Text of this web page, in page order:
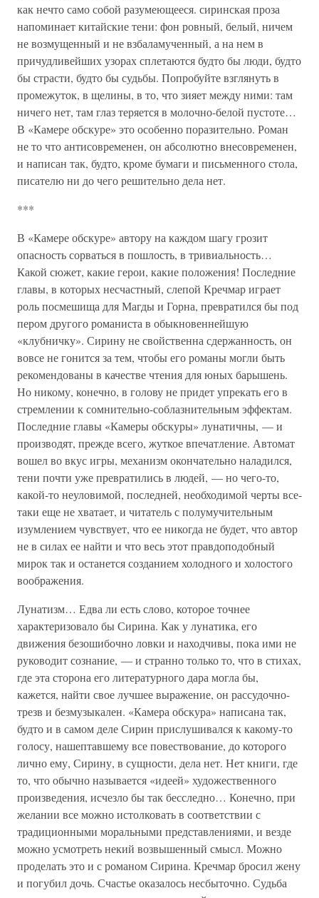
как нечто само собой разумеющееся. сиринская проза
напоминает китайские тени: фон ровный, белый, ничем
не возмущенный и не взбаламученный, а на нем в
причудливейших узорах сплетаются будто бы люди, будто
бы страсти, будто бы судьбы. Попробуйте взглянуть в
промежуток, в щелины, в то, что зияет между ними: там
ничего нет, там глаз теряется в молочно-белой пустоте…
В «Камере обскуре» это особенно поразительно. Роман
не то что антисовременен, он абсолютно внесовременен,
и написан так, будто, кроме бумаги и письменного стола,
писателю ни до чего решительно дела нет.
***
В «Камере обскуре» автору на каждом шагу грозит
опасность сорваться в пошлость, в тривиальность…
Какой сюжет, какие герои, какие положения! Последние
главы, в которых несчастный, слепой Кречмар играет
роль посмешища для Магды и Горна, превратился бы под
пером другого романиста в обыкновеннейшую
«клубничку». Сирину не свойственна сдержанность, он
вовсе не гонится за тем, чтобы его романы могли быть
рекомендованы в качестве чтения для юных барышень.
Но никому, конечно, в голову не придет упрекать его в
стремлении к сомнительно-соблазнительным эффектам.
Последние главы «Камеры обскуры» лунатичны, — и
производят, прежде всего, жуткое впечатление. Автомат
вошел во вкус игры, механизм окончательно наладился,
тени почти уже превратились в людей, — но чего-то,
какой-то неуловимой, последней, необходимой черты все-
таки еще не хватает, и читатель с полумучительным
изумлением чувствует, что ее никогда не будет, что автор
не в силах ее найти и что весь этот правдоподобный
мирок так и останется созданием холодного и холостого
воображения.
Лунатизм… Едва ли есть слово, которое точнее
характеризовало бы Сирина. Как у лунатика, его
движения безошибочно ловки и находчивы, пока ими не
руководит сознание, — и странно только то, что в стихах,
где эта сторона его литературного дара могла бы,
кажется, найти свое лучшее выражение, он рассудочно-
трезв и безмузыкален. «Камера обскура» написана так,
будто и в самом деле Сирин прислушивался к какому-то
голосу, нашептавшему все повествование, до которого
лично ему, Сирину, в сущности, дела нет. Нет книги, где
то, что обычно называется «идеей» художественного
произведения, исчезло бы так бесследно… Конечно, при
желании все можно истолковать в соответствии с
традиционными моральными представлениями, и везде
можно усмотреть некий возвышенный смысл. Можно
проделать это и с романом Сирина. Кречмар бросил жену
и погубил дочь. Счастье оказалось несбыточно. Судьба